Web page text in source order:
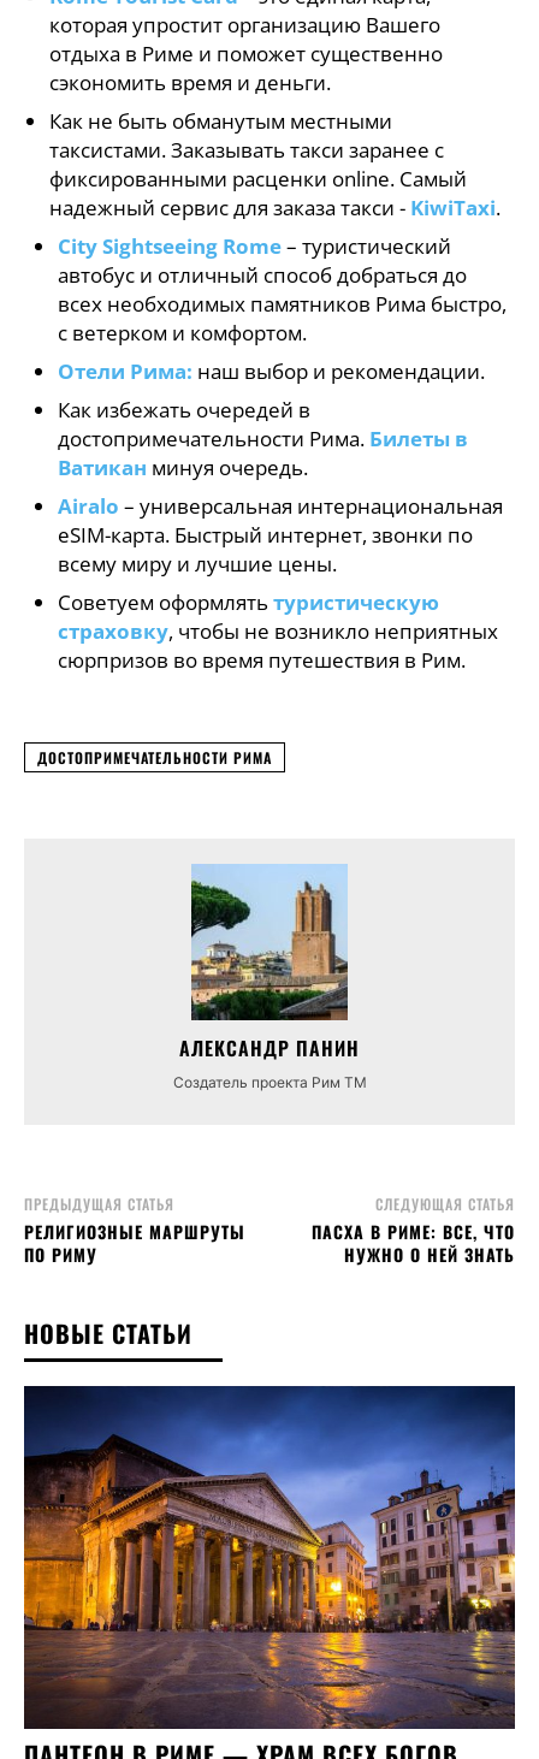
которая упростит организацию Вашего
отдыха в Риме и поможет существенно
сэкономить время и деньги.
Как не быть обманутым местными
таксистами. Заказывать такси заранее с
фиксированными расценки online. Самый
надежный сервис для заказа такси - KiwiTaxi.
City Sightseeing Rome– туристический
автобус и отличный способ добраться до
всех необходимых памятников Рима быстро,
с ветерком и комфортом.
Отели Рима: наш выбор и рекомендации.
Как избежать очередей в
достопримечательности Рима. Билеты в
Ватикан минуя очередь.
Airalo – универсальная интернациональная
eSIM-карта. Быстрый интернет, звонки по
всему миру и лучшие цены.
Советуем оформлять туристическую
страховку, чтобы не возникло неприятных
сюрпризов во время путешествия в Рим.
ДОСТОПРИМЕЧАТЕЛЬНОСТИ РИМА
АЛЕКСАНДР ПАНИН
Создатель проекта Рим ТМ
ПРЕДЫДУЩАЯ СТАТЬЯ
РЕЛИГИОЗНЫЕ МАРШРУТЫ
ПО РИМУ
СЛЕДУЮЩАЯ СТАТЬЯ
ПАСХА В РИМЕ: ВСЕ, ЧТО
НУЖНО О НЕЙ ЗНАТЬ
НОВЫЕ СТАТЬИ